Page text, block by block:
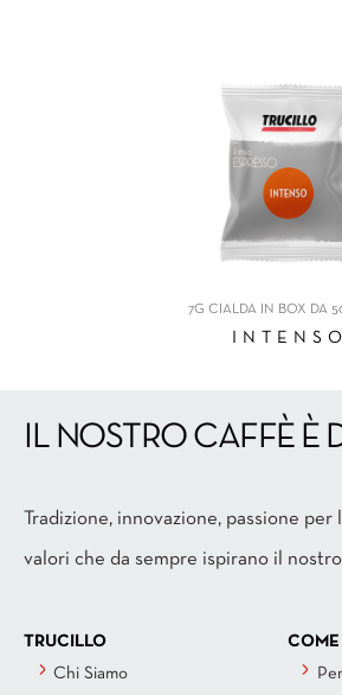
7G CIALDA IN BOX DA
INTENSO
IL NOSTRO CAFFÈ È
Tradizione, innovazione, passione
valori che da sempre ispirano il
TRUCILLO
Chi Siamo
COME